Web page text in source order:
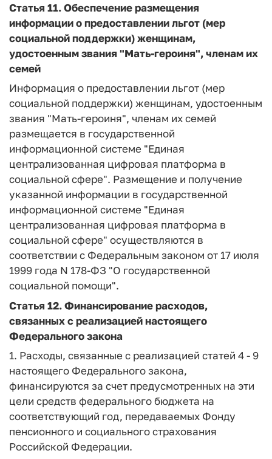
Статья 11.Обеспечение размещения
информации о предоставлении льгот (мер
социальной поддержки) женщинам,
удостоенным звания "Мать-героиня", членам их
семей
Информация о предоставлении льгот (мер
социальной поддержки) женщинам, удостоенным
звания "Мать-героиня", членам их семей
размещается в государственной
информационной системе "Единая
централизованная цифровая платформа в
социальной сфере". Размещение и получение
указанной информации в государственной
информационной системе "Единая
централизованная цифровая платформа в
социальной сфере" осуществляются в
соответствии с Федеральным законом от 17 июля
1999 года N 178-ФЗ "О государственной
социальной помощи".
Статья 12.Финансирование расходов,
связанных с реализацией настоящего
Федерального закона
1. Расходы, связанные с реализацией статей 4 - 9
настоящего Федерального закона,
финансируются за счет предусмотренных на эти
цели средств федерального бюджета на
соответствующий год, передаваемых Фонду
пенсионного и социального страхования
Российской Федерации.